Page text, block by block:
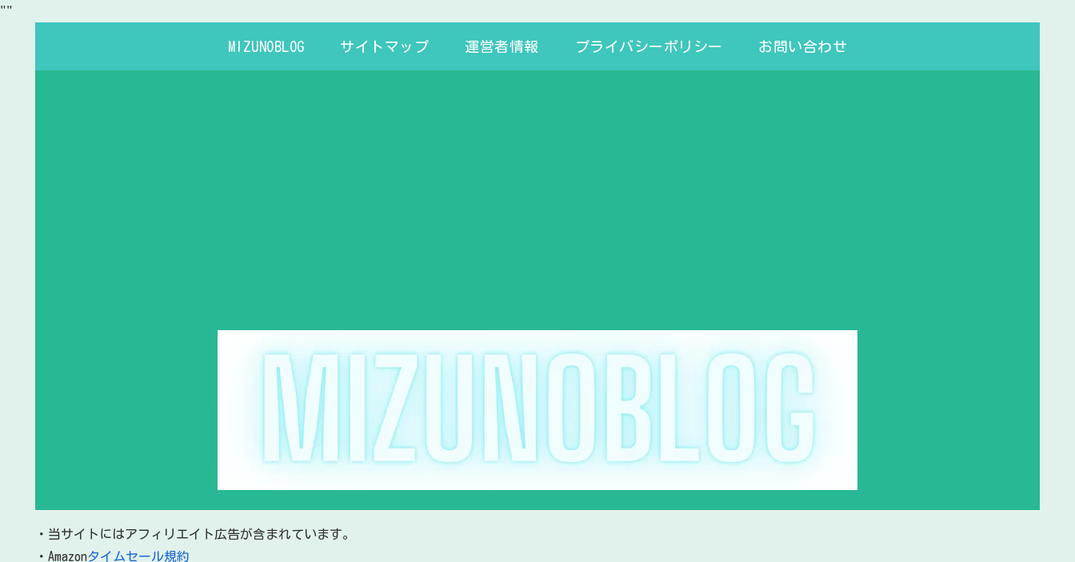
""
MIZUNOBLOG サイトマップ 運営者情報 プライバシーポリシー お問い合わせ
・当サイトにはアフィリエイト広告が含まれています。
・Amazonタイムセール規約